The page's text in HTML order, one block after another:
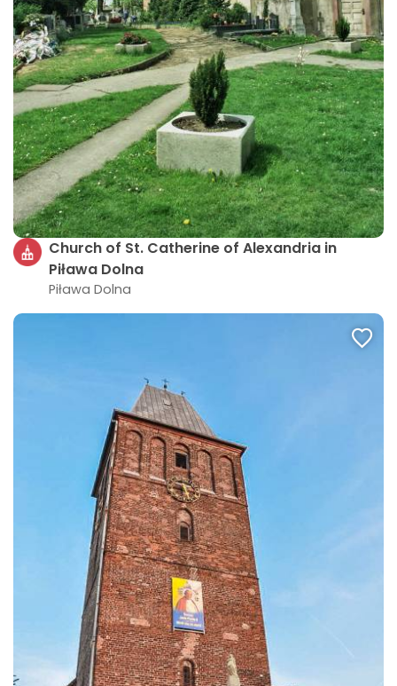
Church of St. Catherine of Alexandria in
Piława Dolna
Piława Dolna